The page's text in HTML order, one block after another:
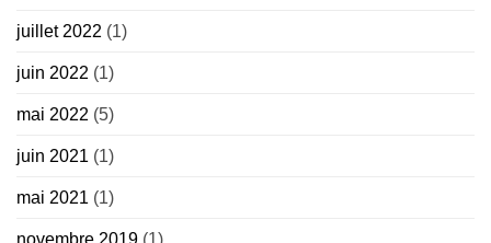
juillet 2022 (1)
juin 2022 (1)
mai 2022 (5)
juin 2021 (1)
mai 2021 (1)
novembre 2019 (1)